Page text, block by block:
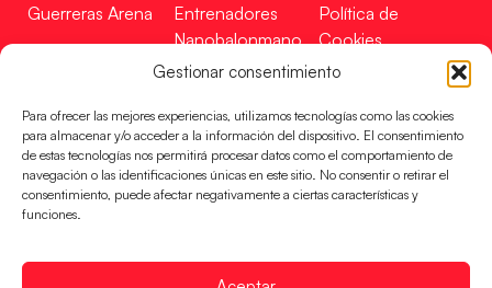
Gestionar consentimiento
Para ofrecer las mejores experiencias, utilizamos tecnologías como las cookies
para almacenar y/o acceder a la información del dispositivo. El consentimiento
de estas tecnologías nos permitirá procesar datos como el comportamiento de
navegación o las identificaciones únicas en este sitio. No consentir o retirar el
consentimiento, puede afectar negativamente a ciertas características y
funciones.
Guerreras Arena
Entrenadores
Nanobalonmano
Tienda
Política de
Cookies
Mapa Web
Incidencias
CONTACTO
EN
FINANCIADO